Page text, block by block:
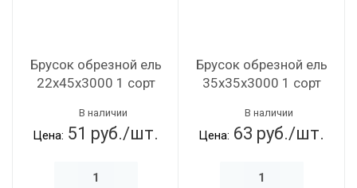
брус
Брусок обрезной ель
22х45х3000 1 сорт
В наличии
Цена: 51 руб./шт.
Брусок обрезной ель
35х35х3000 1 сорт
В наличии
Цена: 63 руб./шт.